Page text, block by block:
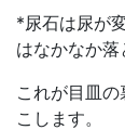
*尿石は尿が
はなかなか落
これが目皿
こします。